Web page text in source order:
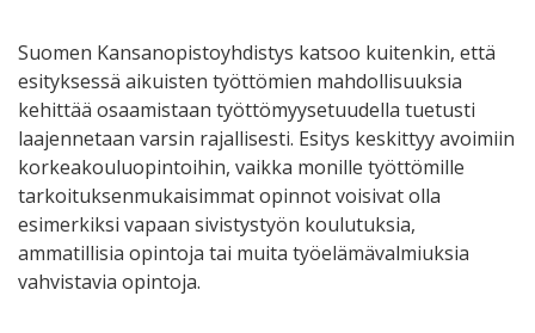
Suomen Kansanopistoyhdistys katsoo kuitenkin, että
esityksessä aikuisten työttömien mahdollisuuksia
kehittää osaamistaan työttömyysetuudella tuetusti
laajennetaan varsin rajallisesti. Esitys keskittyy avoimiin
korkeakouluopintoihin, vaikka monille työttömille
tarkoituksenmukaisimmat opinnot voisivat olla
esimerkiksi vapaan sivistystyön koulutuksia,
ammatillisia opintoja tai muita työelämävalmiuksia
vahvistavia opintoja.